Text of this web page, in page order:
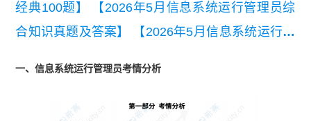
经典100题】
【2026年5月信息系统运行管理员综
合知识真题及答案】
【2026年5月信息系统运行管
年上半年信息系统运行管理员知识点集锦】
一、信息系统运行管理员考情分析